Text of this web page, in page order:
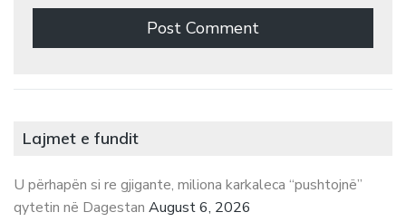
Lajmet e fundit
U përhapën si re gjigante, miliona karkaleca “pushtojnë”
qytetin në Dagestan August 6, 2026